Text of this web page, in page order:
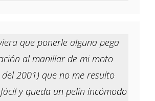
que ponerle alguna pega
al manillar de mi moto
del 2001) que no me resulto
y queda un pelín incómodo